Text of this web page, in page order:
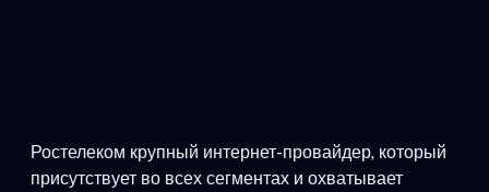
Ростелеком крупный интернет-провайдер, который
присутствует во всех сегментах и охватывает